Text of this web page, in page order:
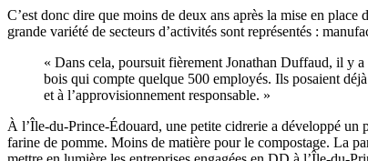
C’est donc dire que moins de deux ans après la mise en
grande variété de secteurs d’activités sont représentés :
« Dans cela, poursuit fièrement Jonathan Duffaud, il y
bois qui compte quelque 500 employés. Ils posaient
et à l’approvisionnement responsable. »
À l’Île-du-Prince-Édouard, une petite cidrerie a développé un
farine de pomme. Moins de matière pour le compostage. La